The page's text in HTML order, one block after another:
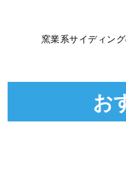
窯業系サイディン
お